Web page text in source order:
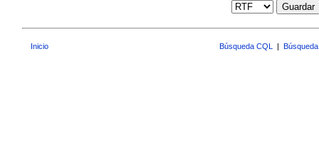
Guardar
Inicio Búsqueda CQL